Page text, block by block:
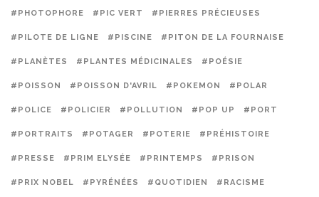
#PHOTOPHORE #PIC VERT #PIERRES PRÉCIEUSES
#PILOTE DE LIGNE #PISCINE #PITON DE LA FOURNAISE
#PLANÈTES #PLANTES MÉDICINALES #POÉSIE
#POISSON #POISSON D'AVRIL #POKEMON #POLAR
#POLICE #POLICIER #POLLUTION #POP UP #PORT
#PORTRAITS #POTAGER #POTERIE #PRÉHISTOIRE
#PRESSE #PRIM ELYSÉE #PRINTEMPS #PRISON
#PRIX NOBEL #PYRÉNÉES #QUOTIDIEN #RACISME